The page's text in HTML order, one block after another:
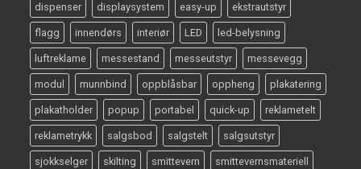
dispenser displaysystem easy-up ekstrautstyr
flagg innendørs interiør LED led-belysning
luftreklame messestand messeutstyr messevegg
modul munnbind oppblåsbar oppheng plakatering
plakatholder popup portabel quick-up reklametelt
reklametrykk salgsbod salgstelt salgsutstyr
sjokkselger skilting smittevern smittevernsmateriell